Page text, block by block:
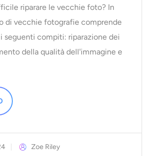
riparare le vecchie foto? In
di vecchie fotografie comprende
seguenti compiti: riparazione dei
della qualità dell'immagine e
Zoe Riley